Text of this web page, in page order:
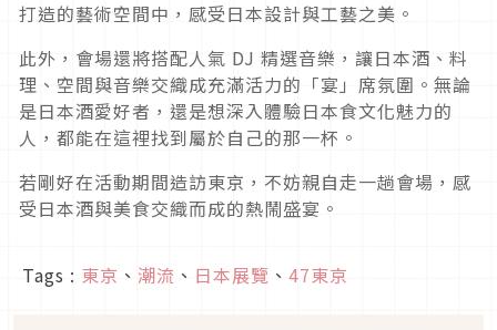
打造的藝術空間中，感受日本設計與工藝之美。
此外，會場還將搭配人氣 DJ 精選音樂，讓日本酒、料
理、空間與音樂交織成充滿活力的「宴」席氛圍。無論
是日本酒愛好者，還是想深入體驗日本食文化魅力的
人，都能在這裡找到屬於自己的那一杯。
若剛好在活動期間造訪東京，不妨親自走一趟會場，感
受日本酒與美食交織而成的熱鬧盛宴。
Tags : 東京 、 潮流 、 日本展覽 、 47東京